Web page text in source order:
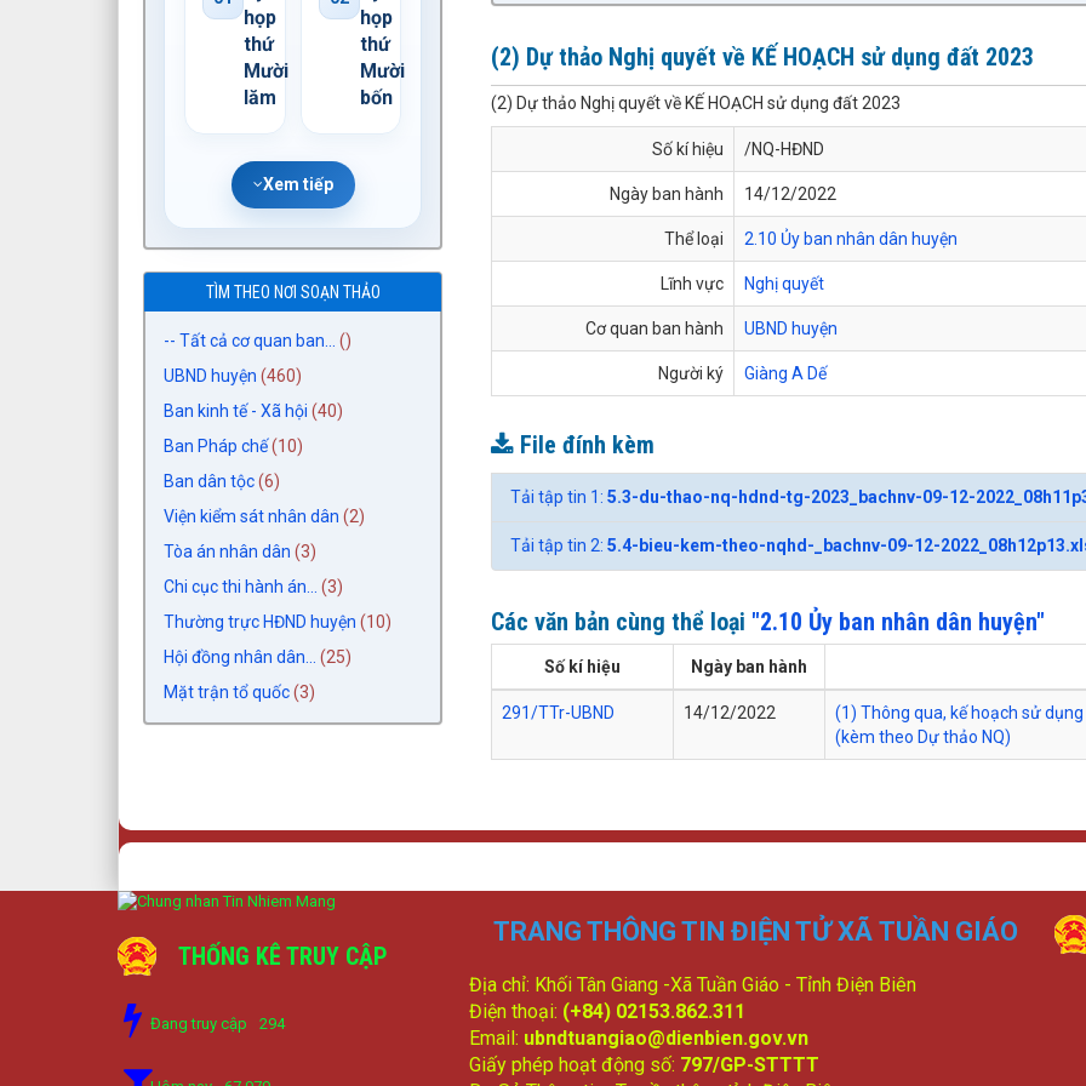
họp
thứ
Mười
lăm
họp
thứ
Mười
bốn
Xem tiếp
TÌM THEO NƠI SOẠN THẢO
-- Tất cả cơ quan ban...
()
UBND huyện (460)
Ban kinh tế - Xã hội (40)
Ban Pháp chế(10)
Ban dân tộc(6)
Viện kiểm sát nhân dân (2)
Tòa án nhân dân (3)
Chi cục thi hành án...
(3)
Thường trực HĐND huyện (10)
Hội đồng nhân dân...
(25)
Mặt trận tổ quốc(3)
(2) Dự thảo Nghị quyết về KẾ HOẠCH sử dụng đất 2023
(2) Dự thảo Nghị quyết về KẾ HOẠCH sử dụng đất 2023
Số kí hiệu /NQ-HĐND
Ngày ban hành 14/12/2022
Thể loại 2.10 Ủy ban nhân dân huyện
Lĩnh vực Nghị quyết
Cơ quan ban hành UBND huyện
Người ký Giàng A Dế
File đính kèm
Tải tập tin 1: 5.3-du-thao-nq-hdnd-tg-2023_bachnv-09-12-
Tải tập tin 2: 5.4-bieu-kem-theo-nqhd-_bachnv-09-12-
Các văn bản cùng thể loại "2.10 Ủy ban nhân dân huyện"
Số kí hiệu Ngày ban hành
291/TTr-UBND 14/12/2022
(1) Thông qua, kế hoạch sử
(kèm theo Dự thảo NQ)
THỐNG KÊ TRUY CẬP
Đang truy cập 294
TRANG THÔNG TIN ĐIỆN TỬ XÃ TUẦN GIÁO
Địa chỉ: Khối Tân Giang -Xã Tuần Giáo - Tỉnh Điện Biên
Điện thoại: (+84) 02153.862.311
Email: ubndtuangiao@dienbien.gov.vn
Giấy phép hoạt động số: 797/GP-STTTT